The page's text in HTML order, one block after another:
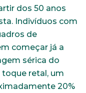
dos 50 anos
Indivíduos com
de
começar já a
sérica do
toque retal, um
20%